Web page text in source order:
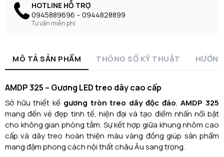
HOTLINE HỖ TRỢ
0945889696 -- 0944828899
Tư vấn miễn phí
MÔ TẢ SẢN PHẨM THÔNG SỐ KỸ THUẬT
AMDP 325 – Gương LED treo dây cao cấp
Sở hữu thiết kế gương tròn treo dây độc đáo,AMDP 325
mang đến vẻ đẹp tinh tế, hiện đại và tạo điểm nhấn nổi bật
cho không gian phòng tắm. Sự kết hợp giữa khung nhôm cao
cấp và dây treo hoàn thiện màu vàng đồng giúp sản phẩm
mang đậm phong cách nội thất châu Âu sang trọng.